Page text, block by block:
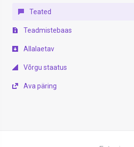
Teated
Teadmistebaas
Allalaetav
Võrgu staatus
Ava päring